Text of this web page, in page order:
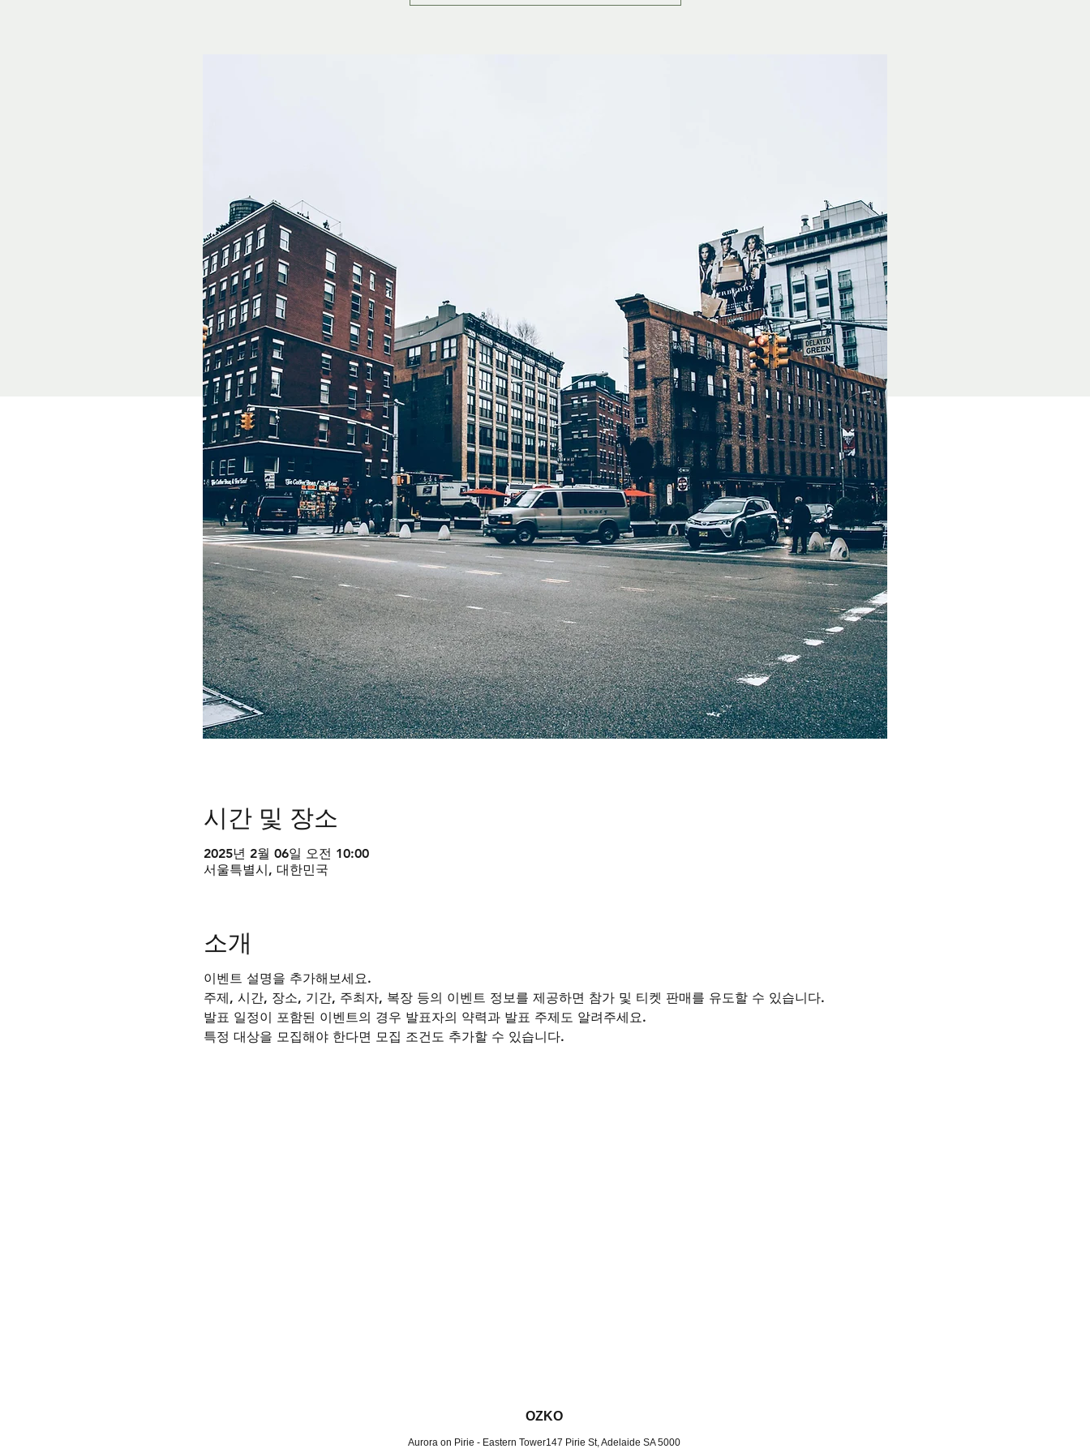
시간 및 장소
2025년 2월 06일 오전 10:00
서울특별시, 대한민국
소개
이벤트 설명을 추가해보세요.
주제, 시간, 장소, 기간, 주최자, 복장 등의 이벤트 정보를 제공하면 참가 및 티켓 판매를 유도할 수 있습니다.
발표 일정이 포함된 이벤트의 경우 발표자의 약력과 발표 주제도 알려주세요.
특정 대상을 모집해야 한다면 모집 조건도 추가할 수 있습니다.
OZKO
Aurora on Pirie - Eastern Tower147 Pirie St, Adelaide SA 5000